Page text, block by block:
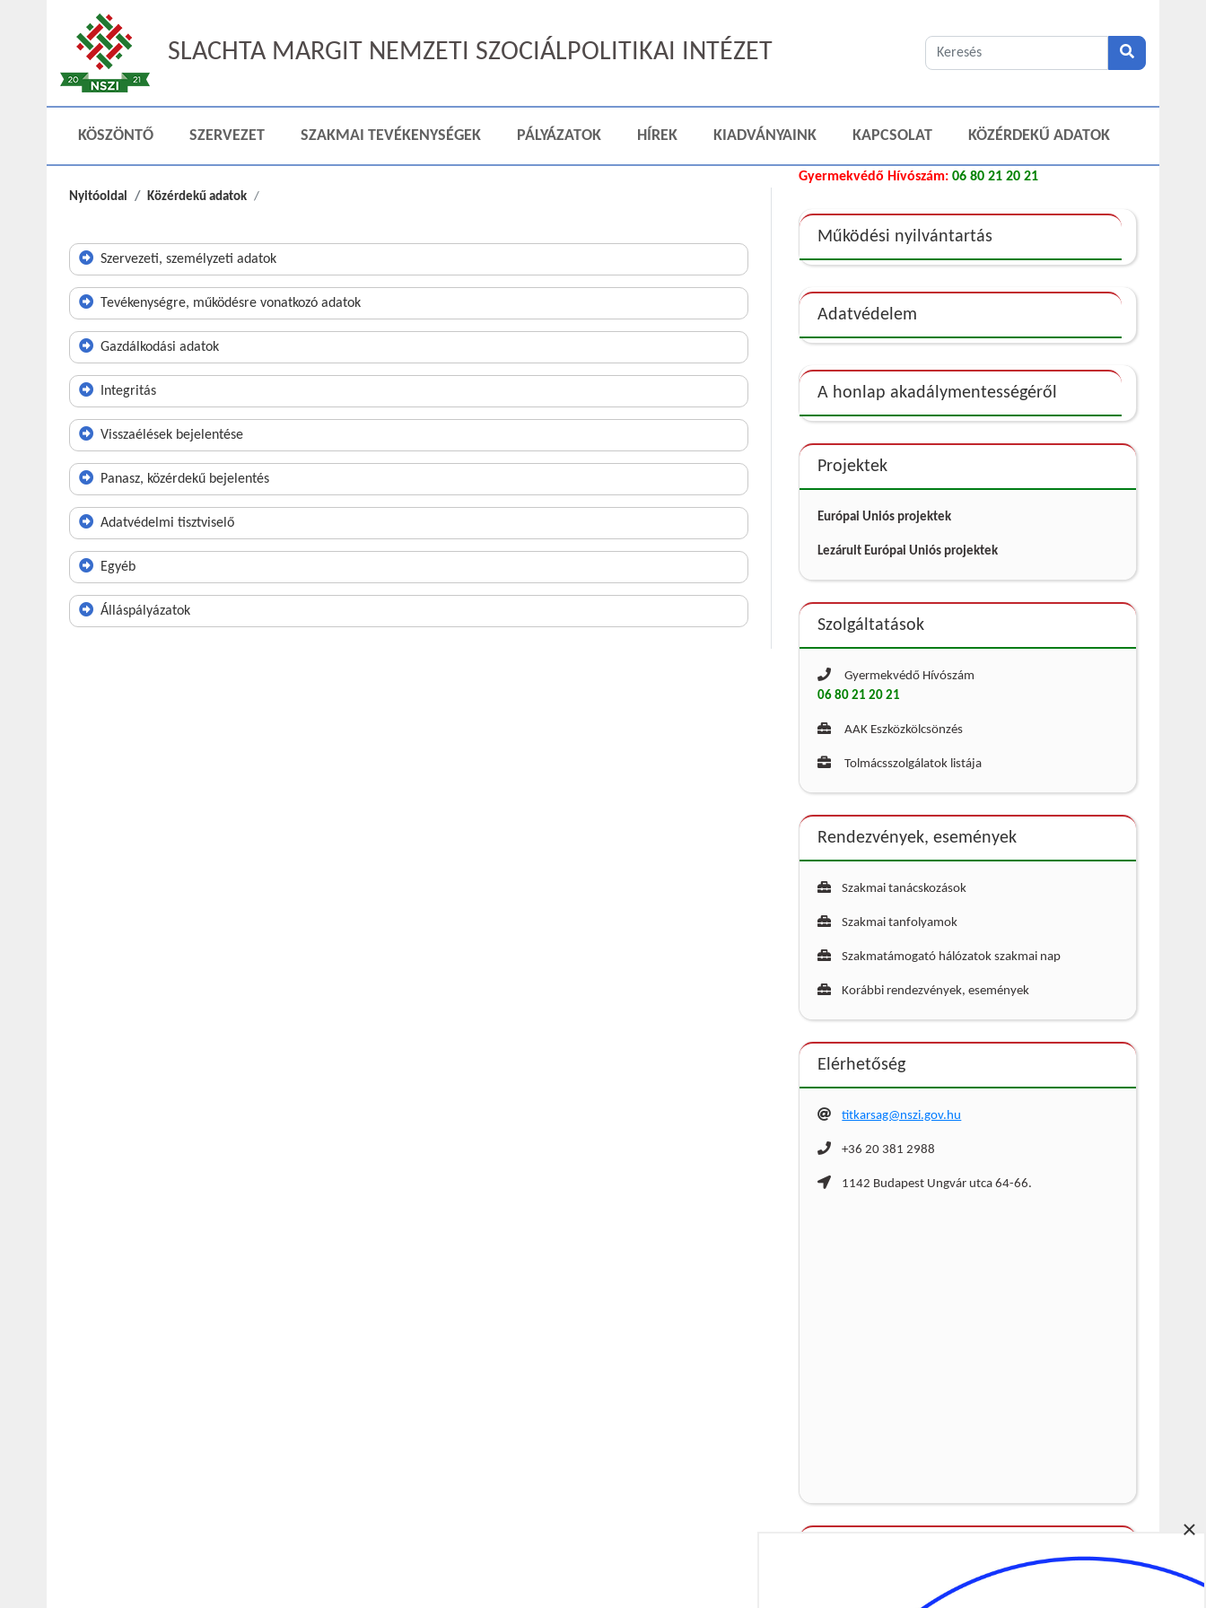
×
SLACHTA MARGIT NEMZETI SZOCIÁLPOLITIKAI INTÉZET
KÖSZÖNTŐ SZERVEZET SZAKMAI TEVÉKENYSÉGEK PÁLYÁZATOK HÍREK KIADVÁNYAINK KAPCSOLAT KÖZÉRDEKŰ ADATOK
Nyitóoldal Közérdekű adatok
Szervezeti, személyzeti adatok
Tevékenységre, működésre vonatkozó adatok
Gazdálkodási adatok
Integritás
Visszaélések bejelentése
Panasz, közérdekű bejelentés
Adatvédelmi tisztviselő
Egyéb
Álláspályázatok
Gyermekvédő Hívószám: 06 80 21 20 21
Működési nyilvántartás
Adatvédelem
A honlap akadálymentességéről
Projektek
Európai Uniós projektek
Lezárult Európai Uniós projektek
Szolgáltatások
Gyermekvédő Hívószám
06 80 21 20 21
AAK Eszközkölcsönzés
Tolmácsszolgálatok listája
Rendezvények, események
Szakmai tanácskozások
Szakmai tanfolyamok
Szakmatámogató hálózatok szakmai nap
Korábbi rendezvények, események
Elérhetőség
titkarsag@nszi.gov.hu
+36 20 381 2988
1142 Budapest Ungvár utca 64-66.